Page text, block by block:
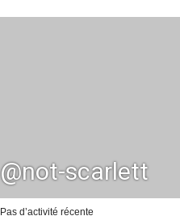
@not-scarlett
Pas d’activité récente